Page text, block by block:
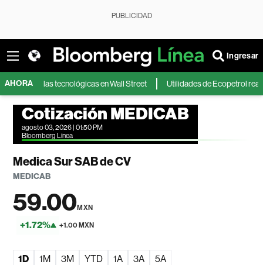
PUBLICIDAD
Ingresar
AHORA
de las tecnológicas en Wall Street Utilidades de Ecopetrol
Cotización MEDICAB
agosto 03, 2026 | 01:50 PM
Bloomberg Línea
Medica Sur SAB de CV
MEDICAB
59.00MXN
+1.72% +1.00 MXN
1D 1M 3M YTD 1A 3A 5A